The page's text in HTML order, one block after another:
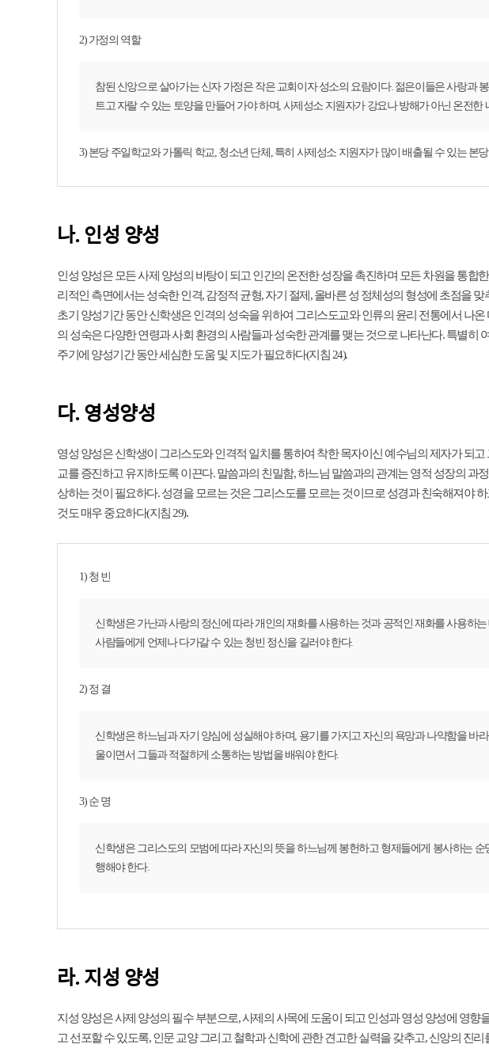
2) 가정의 역할
참된 신앙으로 살아가는 신자 가정은 작은 교회이자 성소의 요람이다. 젊은이들은 사랑과
트고 자랄 수 있는 토양을 만들어 가야 하며, 사제성소 지원자가 강요나 방해가 아닌 온전
3) 본당 주일학교와 가톨릭 학교, 청소년 단체, 특히 사제성소 지원자가 많이 배출될 수 있는 본
나. 인성 양성
인성 양성은 모든 사제 양성의 바탕이 되고 인간의 온전한 성장을 촉진하며 모든 차원을 통
리적인 측면에서는 성숙한 인격, 감정적 균형, 자기 절제, 올바른 성 정체성의 형성에 초점을
초기 양성기간 동안 신학생은 인격의 성숙을 위하여 그리스도교와 인류의 윤리 전통에서 나
의 성숙은 다양한 연령과 사회 환경의 사람들과 성숙한 관계를 맺는 것으로 나타난다. 특별
주기에 양성기간 동안 세심한 도움 및 지도가 필요하다(지침 24).
다. 영성양성
영성 양성은 신학생이 그리스도와 인격적 일치를 통하여 착한 목자이신 예수님의 제자가 되
교를 증진하고 유지하도록 이끈다. 말씀과의 친밀함, 하느님 말씀과의 관계는 영적 성장의
상하는 것이 필요하다. 성경을 모르는 것은 그리스도를 모르는 것이므로 성경과 친숙해져야
것도 매우 중요하다(지침 29).
1) 청 빈
신학생은 가난과 사랑의 정신에 따라 개인의 재화를 사용하는 것과 공적인 재화를 사용하
사람들에게 언제나 다가갈 수 있는 청빈 정신을 길러야 한다.
2) 정 결
신학생은 하느님과 자기 양심에 성실해야 하며, 용기를 가지고 자신의 욕망과 나약함을 바
울이면서 그들과 적절하게 소통하는 방법을 배워야 한다.
3) 순 명
신학생은 그리스도의 모범에 따라 자신의 뜻을 하느님께 봉헌하고 형제들에게 봉사하는
행해야 한다.
라. 지성 양성
지성 양성은 사제 양성의 필수 부분으로, 사제의 사목에 도움이 되고 인성과 영성 양성에 영
고 선포할 수 있도록, 인문 교양 그리고 철학과 신학에 관한 견고한 실력을 갖추고, 신앙의 진